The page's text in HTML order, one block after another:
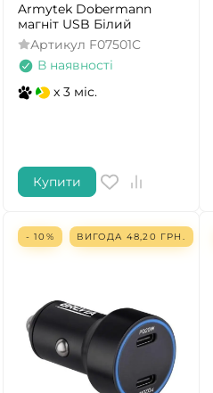
Armytek Dobermann
магніт USB Білий
Артикул F07501C
В наявності
x 3 міс.
Купити
- 10% ВИГОДА 48,20 ГРН.